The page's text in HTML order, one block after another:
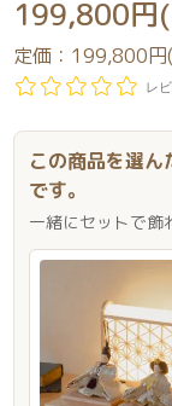
199,800円
定価： 199,800円
レ
この商品を選
です。
一緒にセットで飾